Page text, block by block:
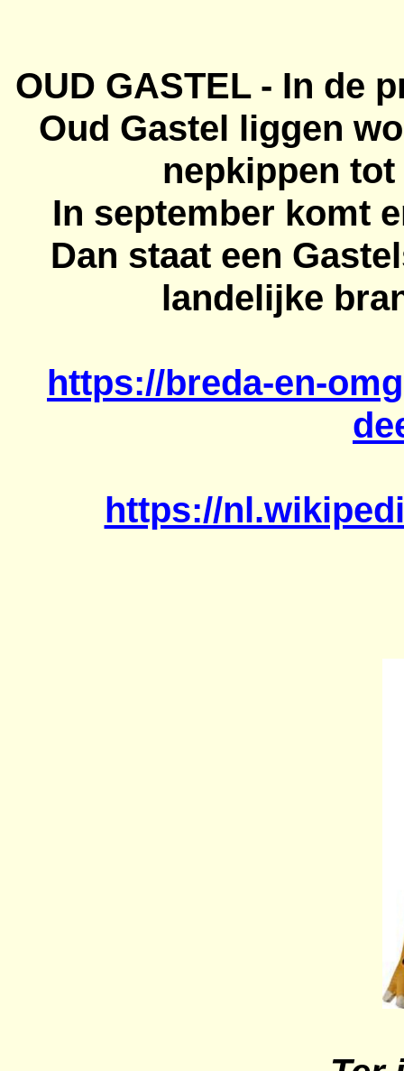
OUD GASTEL - In de
Oud Gastel liggen
nepkippen
In september komt
Dan staat een
landelijke
https://breda-en-
https://